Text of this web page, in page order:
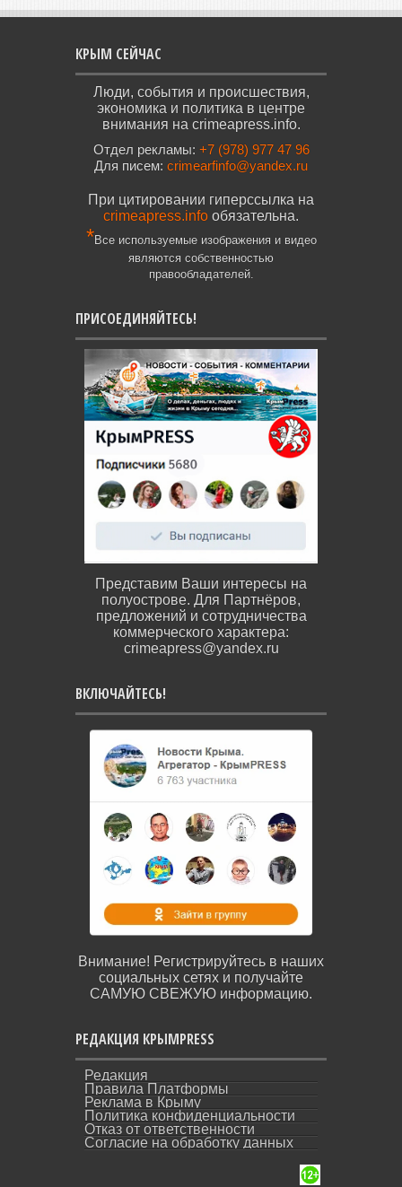
КРЫМ СЕЙЧАС
Люди, события и происшествия,
экономика и политика в центре
внимания на crimeapress.info.
Отдел рекламы: +7 (978) 977 47 96
Для писем: crimearfinfo@yandex.ru
При цитировании гиперссылка на
crimeapress.info обязательна.
*Все используемые изображения и видео
являются собственностью
правообладателей.
ПРИСОЕДИНЯЙТЕСЬ!
Представим Ваши интересы на
полуострове. Для Партнёров,
предложений и сотрудничества
коммерческого характера:
crimeapress@yandex.ru
ВКЛЮЧАЙТЕСЬ!
Внимание! Регистрируйтесь в наших
социальных сетях и получайте
САМУЮ СВЕЖУЮ информацию.
РЕДАКЦИЯ КРЫМPRESS
Редакция
Правила Платформы
Реклама в Крыму
Политика конфиденциальности
Отказ от ответственности
Согласие на обработку данных